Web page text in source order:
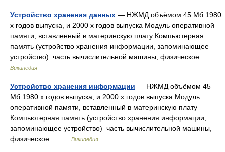
Устройство хранения данных — НЖМД объёмом 45 Мб 1980
х годов выпуска, и 2000 х годов выпуска Модуль оперативной
памяти, вставленный в материнскую плату Компьютерная
память (устройство хранения информации, запоминающее
устройство) часть вычислительной машины, физическое… …
Википедия
Устройство хранения информации — НЖМД объёмом 45
Мб 1980 х годов выпуска, и 2000 х годов выпуска Модуль
оперативной памяти, вставленный в материнскую плату
Компьютерная память (устройство хранения информации,
запоминающее устройство) часть вычислительной машины,
физическое… …
Википедия